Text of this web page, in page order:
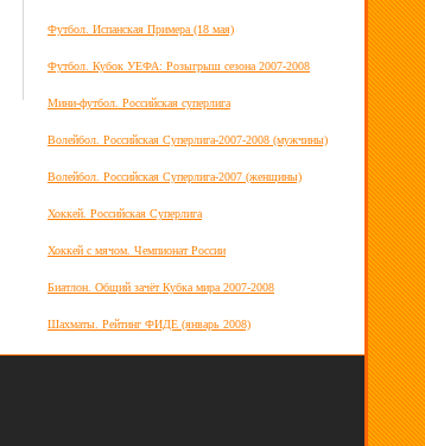
Футбол. Испанская Примера (18 мая)
Футбол. Кубок УЕФА: Розыгрыш сезона 2007-2008
Мини-футбол. Российская суперлига
Волейбол. Российская Суперлига-2007-2008 (мужчины)
Волейбол. Российская Суперлига-2007 (женщины)
Хоккей. Российская Суперлига
Хоккей с мячом. Чемпионат России
Биатлон. Общий зачёт Кубка мира 2007-2008
Шахматы. Рейтинг ФИДЕ (январь 2008)